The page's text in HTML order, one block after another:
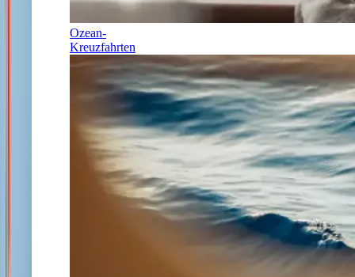
Ozean-
Kreuzfahrten